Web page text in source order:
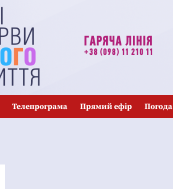
Телепрограма Прямий ефір Погода